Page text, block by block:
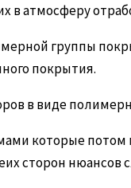
в атмосферу
группы
покрытия.
в виде
которые потом
сторон